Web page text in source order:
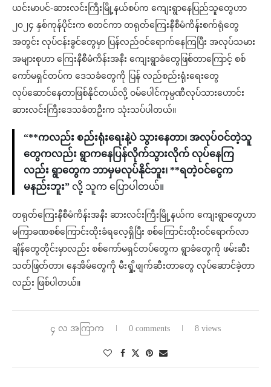
ယင်းမာပင်-ဆားလင်းကြီးမြို့နယ်စပ်က ကျေးရွာနေပြည်သူတွေဟာ
၂၀၂၄ နှစ်ကုန်ပိုင်းက စတင်ကာ တရုတ်ကြေးနီစီမံကိန်းစက်ရုံတွေ
အတွင်း လုပ်ငန်းခွင်တွေမှာ ပြန်လည်ဝင်ရောက်နေကြပြီး အလုပ်သမား
အများစုဟာ ကြေးနီစီမံကိန်းအနီး ကျေးရွာခံတွေဖြစ်တာကြောင့် စစ်
ကော်မရှင်တပ်က ဒေသခံတွေကို ပြန် လည်စည်းရုံးရေးတွေ
လုပ်ဆောင်နေတာဖြစ်နိုင်တယ်လို့ ဝမ်ပေါင်ကုမ္ပဏီလုပ်သားဟောင်း
ဆားလင်းကြီးဒေသခံတဦးက သုံးသပ်ပါတယ်။
“**ကလည်း စည်းရုံးရေးနဲ့ပဲ သွားနေတာ၊ အလုပ်ဝင်တဲ့သူ
တွေကလည်း ရွာကနေပြန်လိုက်သွားလိုက် လုပ်နေကြ
လည်း ရွာတွေက ဘာမှမလုပ်နိုင်ဘူး၊ **ရတဲ့ဝင်ငွေက
မနည်းဘူး” လို့ သူက ပြောပါတယ်။
တရုတ်ကြေးနီစီမံကိန်းအနီး ဆားလင်းကြီးမြို့နယ်က ကျေးရွာတွေဟာ
မကြာခဏစစ်ကြောင်းထိုးခံရလေ့ရှိပြီး စစ်ကြောင်းထိုးဝင်ရောက်လာ
ချိန်တွေတိုင်းမှာလည်း စစ်ကော်မရှင်တပ်တွေက ရွာခံတွေကို ဖမ်းဆီး
သတ်ဖြတ်တာ၊ နေအိမ်တွေကို မီးရှို့ဖျက်ဆီးတာတွေ လုပ်ဆောင်ခဲ့တာ
လည်း ဖြစ်ပါတယ်။
၄ လ အကြာက 0 comments 8 views